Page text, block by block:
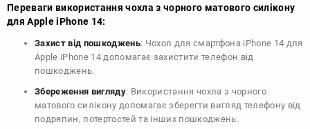
Переваги використання чохла з чорного матового силікону
для Apple iPhone 14:
Захист від пошкоджень: Чохол для смартфона iPhone 14 для
Apple iPhone 14 допомагає захистити телефон від
пошкоджень.
Збереження вигляду: Використання чохла з чорного
матового силікону допомагає зберегти вигляд телефону від
подряпин, потертостей та інших пошкоджень.